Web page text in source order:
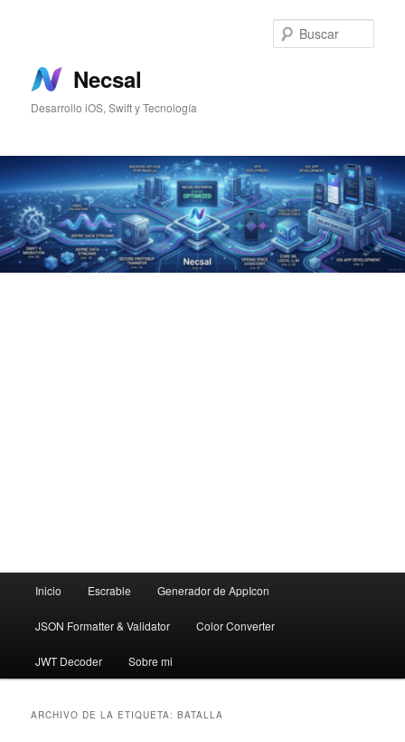
principal
secundario
Necsal
Desarrollo iOS, Swift y Tecnología
Inicio Escrable Generador de AppIcon
JSON Formatter & Validator Color Converter
JWT Decoder Sobre mi
ARCHIVO DE LA ETIQUETA:BATALLA